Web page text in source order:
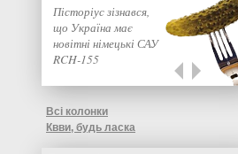
Пісторіус зізнався,
що Україна має
новітні німецькі САУ
RCH-155
Всі колонки
Квви, будь ласка